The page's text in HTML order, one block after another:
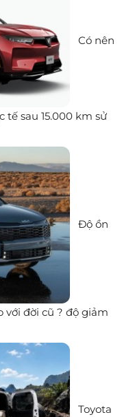
Có nên
tế sau 15.000 km sử
Độ ồn
với đời cũ ? độ giảm
Toyota